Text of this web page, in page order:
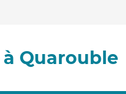
Quarouble